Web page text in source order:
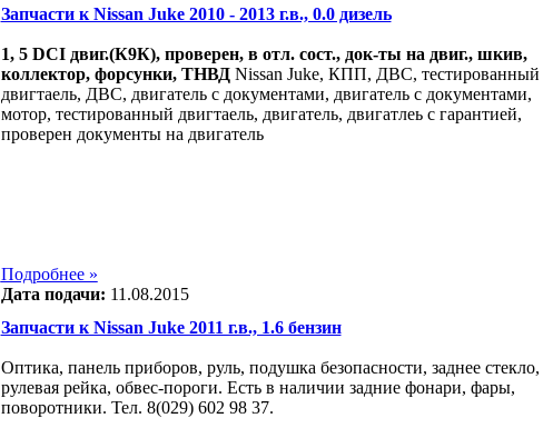
Запчасти к Nissan Juke 2010 - 2013 г.в., 0.0 дизель
1, 5 DCI двиг.(К9К), проверен, в отл. сост., док-ты на двиг., шкив,
коллектор, форсунки, ТНВДNissan Juke, КПП, ДВС, тестированный
двигтаель, ДВС, двигатель с документами, двигатель с документами,
мотор, тестированный двигтаель, двигатель, двигатлеь с гарантией,
проверен документы на двигатель
Подробнее »
Дата подачи: 11.08.2015
Запчасти к Nissan Juke 2011 г.в., 1.6 бензин
Оптика, панель приборов, руль, подушка безопасности, заднее стекло,
рулевая рейка, обвес-пороги. Есть в наличии задние фонари, фары,
поворотники. Тел. 8(029) 602 98 37.